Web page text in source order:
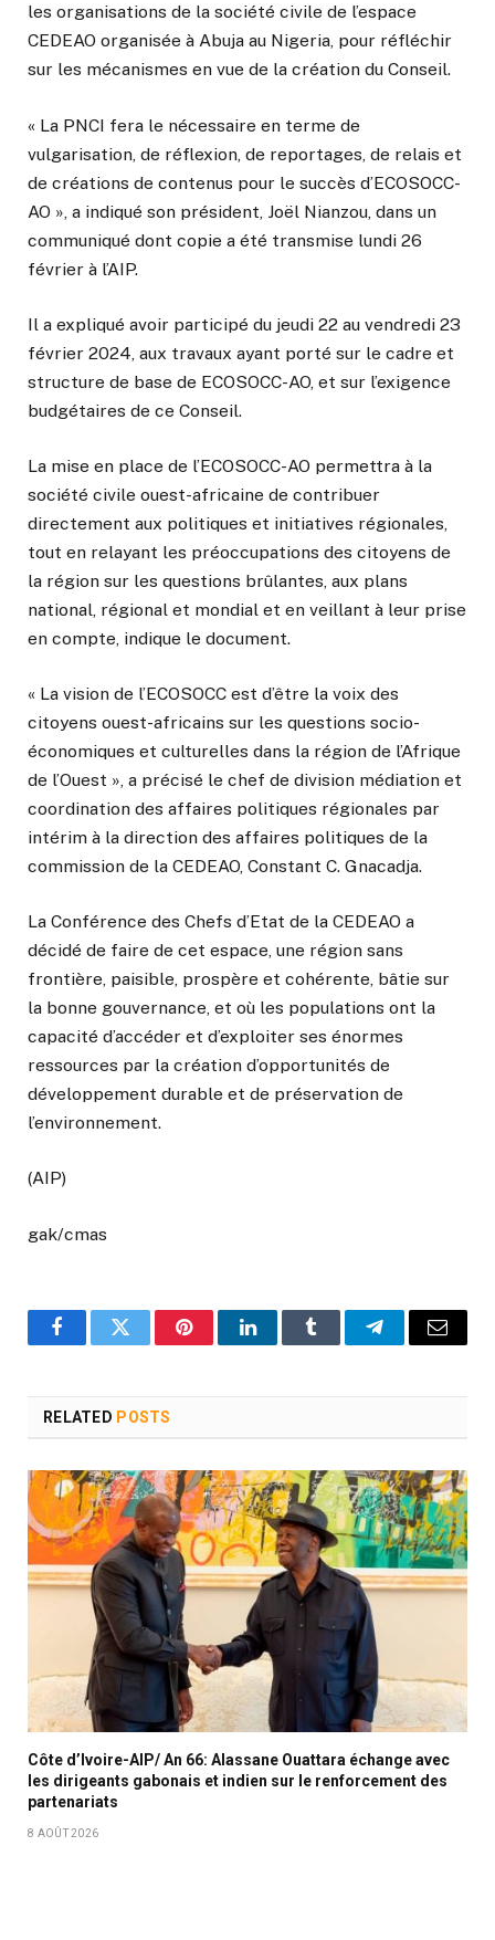
les organisations de la société civile de l’espace
CEDEAO organisée à Abuja au Nigeria, pour réfléchir
sur les mécanismes en vue de la création du Conseil.
« La PNCI fera le nécessaire en terme de
vulgarisation, de réflexion, de reportages, de relais et
de créations de contenus pour le succès d’ECOSOCC-
AO », a indiqué son président, Joël Nianzou, dans un
communiqué dont copie a été transmise lundi 26
février à l’AIP.
Il a expliqué avoir participé du jeudi 22 au vendredi 23
février 2024, aux travaux ayant porté sur le cadre et
structure de base de ECOSOCC-AO, et sur l’exigence
budgétaires de ce Conseil.
La mise en place de l’ECOSOCC-AO permettra à la
société civile ouest-africaine de contribuer
directement aux politiques et initiatives régionales,
tout en relayant les préoccupations des citoyens de
la région sur les questions brûlantes, aux plans
national, régional et mondial et en veillant à leur prise
en compte, indique le document.
« La vision de l’ECOSOCC est d’être la voix des
citoyens ouest-africains sur les questions socio-
économiques et culturelles dans la région de l’Afrique
de l’Ouest », a précisé le chef de division médiation et
coordination des affaires politiques régionales par
intérim à la direction des affaires politiques de la
commission de la CEDEAO, Constant C. Gnacadja.
La Conférence des Chefs d’Etat de la CEDEAO a
décidé de faire de cet espace, une région sans
frontière, paisible, prospère et cohérente, bâtie sur
la bonne gouvernance, et où les populations ont la
capacité d’accéder et d’exploiter ses énormes
ressources par la création d’opportunités de
développement durable et de préservation de
l’environnement.
(AIP)
gak/cmas
FacebookTwitter PinterestLinkedInTumblr TelegramEmail
RELATED POSTS
Côte d’Ivoire-AIP/ An 66: Alassane Ouattara échange avec
les dirigeants gabonais et indien sur le renforcement des
partenariats
8 AOÛT 2026